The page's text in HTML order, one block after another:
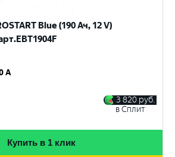
Blue (190 Ач, 12 V)
A
3 820 руб.
в Сплит
Купить в 1 клик